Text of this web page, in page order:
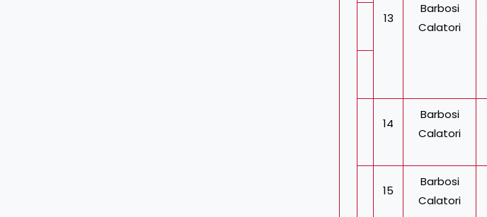
13
Barbosi
Calatori
14
Barbosi
Calatori
15
Barbosi
Calatori